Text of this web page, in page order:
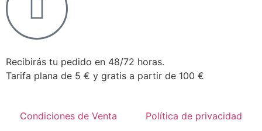
Recibirás tu pedido en 48/72 horas.
Tarifa plana de 5 € y gratis a partir de 100 €
Condiciones de Venta Política de privacidad